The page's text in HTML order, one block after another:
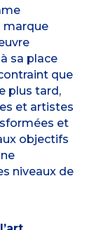
marque
sa place
que
plus tard,
et artistes
et
objectifs
niveaux de